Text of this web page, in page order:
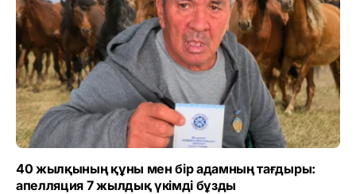
40 жылқының құны мен бір адамның тағдыры:
апелляция 7 жылдық үкімді бұзды